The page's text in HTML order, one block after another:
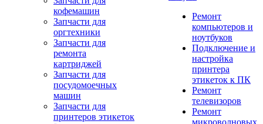
кофемашин
Запчасти для
оргтехники
Запчасти для
ремонта
картриджей
Запчасти для
посудомоечных
машин
Запчасти для
принтеров этикеток
Ремонт
компьютеров и
ноутбуков
Подключение и
настройка
принтера
этикеток к ПК
Ремонт
телевизоров
Ремонт
микроволновых